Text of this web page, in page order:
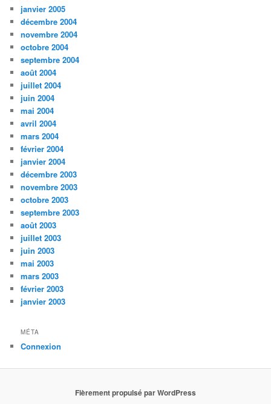
janvier 2005
décembre 2004
novembre 2004
octobre 2004
septembre 2004
août 2004
juillet 2004
juin 2004
mai 2004
avril 2004
mars 2004
février 2004
janvier 2004
décembre 2003
novembre 2003
octobre 2003
septembre 2003
août 2003
juillet 2003
juin 2003
mai 2003
mars 2003
février 2003
janvier 2003
MÉTA
Connexion
Fièrement propulsé par WordPress